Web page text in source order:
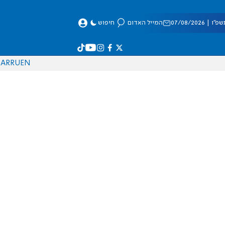
08/2026 המייל האדום חיפוש
EN
RU
AR